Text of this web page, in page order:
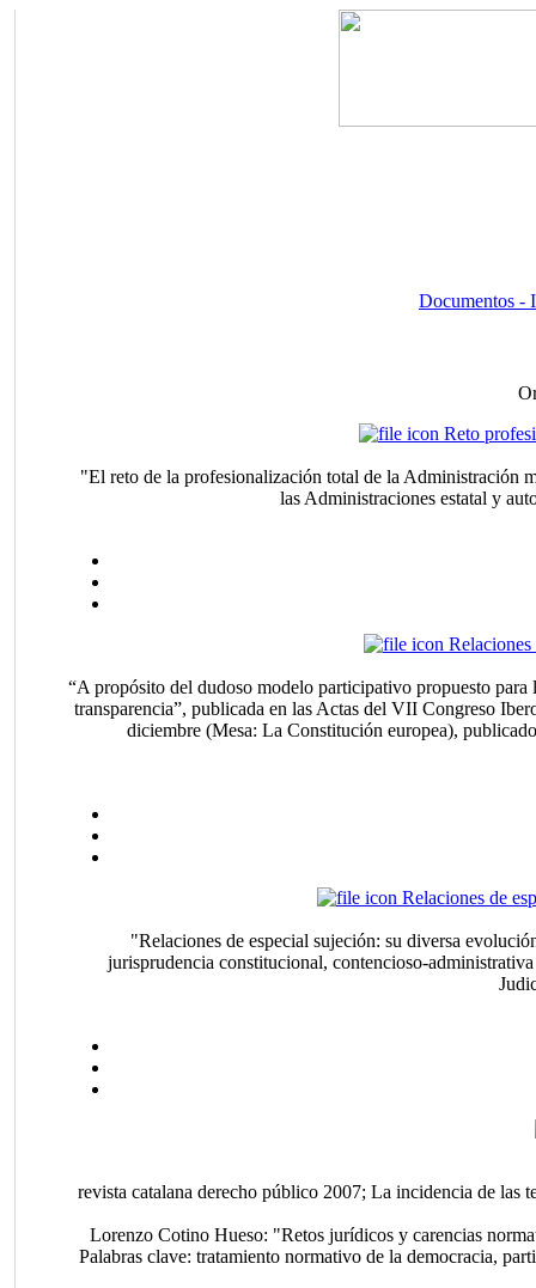
Documentos -
Reto
"El reto de la profesionalización total de la
las Administraciones estatal y
“A propósito del dudoso modelo participativo propuesto
transparencia”, publicada en las Actas del VII Congreso
diciembre (Mesa: La Constitución europea),
Relaciones de
"Relaciones de especial sujeción: su diversa
jurisprudencia constitucional, contencioso-
revista catalana derecho público 2007; La incidencia de
Lorenzo Cotino Hueso: "Retos jurídicos y carencias
Palabras clave: tratamiento normativo de la democracia,